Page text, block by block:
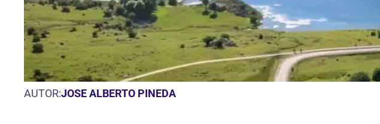
AUTOR:JOSE ALBERTO PINEDA